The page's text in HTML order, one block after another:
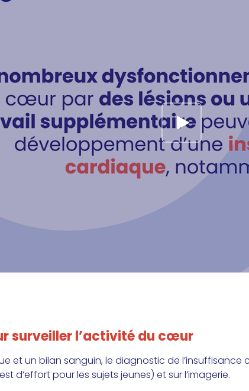
surveiller l’activité du cœur
et un bilan sanguin, le diagnostic de
d’effort pour les sujets jeunes) et sur l’imagerie.